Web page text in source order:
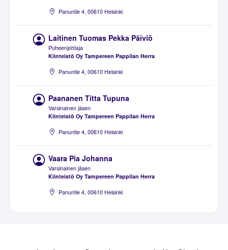
Panuntie 4, 00610 Helsinki
Laitinen Tuomas Pekka Päiviö
Puheenjohtaja
Kiinteistö Oy Tampereen Pappilan Herra
Panuntie 4, 00610 Helsinki
Paananen Titta Tupuna
Varsinainen jäsen
Kiinteistö Oy Tampereen Pappilan Herra
Panuntie 4, 00610 Helsinki
Vaara Pia Johanna
Varsinainen jäsen
Kiinteistö Oy Tampereen Pappilan Herra
Panuntie 4, 00610 Helsinki